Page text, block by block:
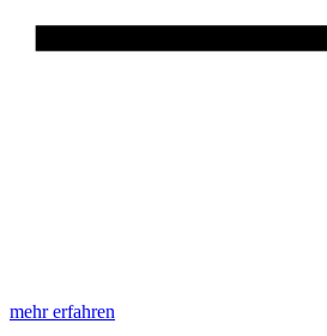
mehr erfahren